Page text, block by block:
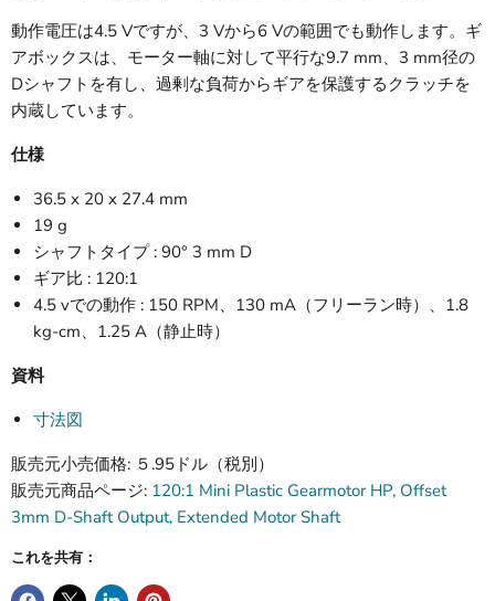
動作電圧は4.5 Vですが、3 Vから6 Vの範囲でも動作します。ギ
アボックスは、モーター軸に対して平行な9.7 mm、3 mm径の
Dシャフトを有し、過剰な負荷からギアを保護するクラッチを
内蔵しています。
仕様
36.5 x 20 x 27.4 mm
19 g
シャフトタイプ : 90° 3 mm D
ギア比 : 120:1
4.5 vでの動作 : 150 RPM、130 mA（フリーラン時）、1.8
kg-cm、1.25 A（静止時）
資料
寸法図
販売元小売価格: ５.95ドル（税別）
販売元商品ページ: 120:1 Mini Plastic Gearmotor HP, Offset
3mm D-Shaft Output, Extended Motor Shaft
これを共有：